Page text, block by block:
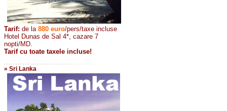
Tarif: de la 880 euro/pers/taxe incluse
Hotel Dunas de Sal 4*, cazare 7
nopti/MD.
Tarif cu toate taxele incluse!
» Sri Lanka